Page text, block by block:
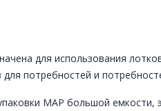
для использования
потребностей и
MAP большой емкости,